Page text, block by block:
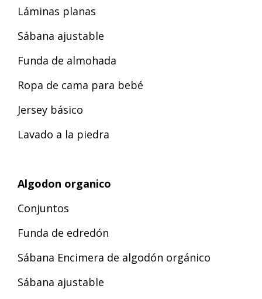
Láminas planas
Sábana ajustable
Funda de almohada
Ropa de cama para bebé
Jersey básico
Lavado a la piedra
Algodon organico
Conjuntos
Funda de edredón
Sábana Encimera de algodón orgánico
Sábana ajustable